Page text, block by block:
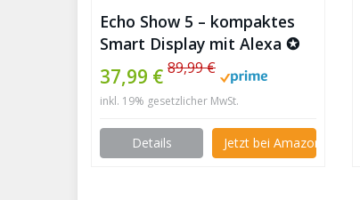
Echo Show 5 – kompaktes
Smart Display mit Alexa ✪
37,99 € 89,99 €
inkl. 19% gesetzlicher MwSt.
Details Jetzt bei Amazon kaufen